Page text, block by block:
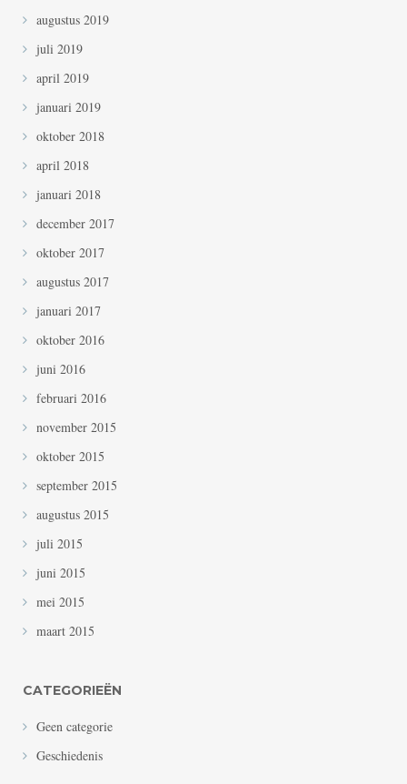
augustus 2019
juli 2019
april 2019
januari 2019
oktober 2018
april 2018
januari 2018
december 2017
oktober 2017
augustus 2017
januari 2017
oktober 2016
juni 2016
februari 2016
november 2015
oktober 2015
september 2015
augustus 2015
juli 2015
juni 2015
mei 2015
maart 2015
CATEGORIEËN
Geen categorie
Geschiedenis